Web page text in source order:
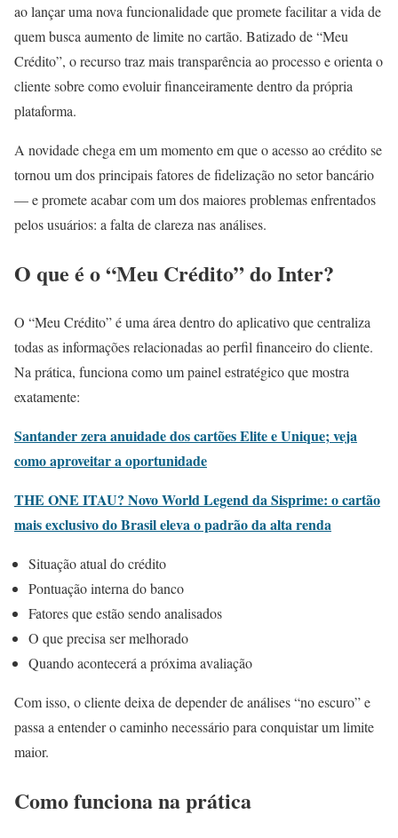
ao lançar uma nova funcionalidade que promete facilitar a vida de
quem busca aumento de limite no cartão. Batizado de “Meu
Crédito”, o recurso traz mais transparência ao processo e orienta o
cliente sobre como evoluir financeiramente dentro da própria
plataforma.
A novidade chega em um momento em que o acesso ao crédito se
tornou um dos principais fatores de fidelização no setor bancário
— e promete acabar com um dos maiores problemas enfrentados
pelos usuários: a falta de clareza nas análises.
O que é o “Meu Crédito” do Inter?
O “Meu Crédito” é uma área dentro do aplicativo que centraliza
todas as informações relacionadas ao perfil financeiro do cliente.
Na prática, funciona como um painel estratégico que mostra
exatamente:
Santander zera anuidade dos cartões Elite e Unique; veja
como aproveitar a oportunidade
THE ONE ITAU? Novo World Legend da Sisprime: o cartão
mais exclusivo do Brasil eleva o padrão da alta renda
Situação atual do crédito
Pontuação interna do banco
Fatores que estão sendo analisados
O que precisa ser melhorado
Quando acontecerá a próxima avaliação
Com isso, o cliente deixa de depender de análises “no escuro” e
passa a entender o caminho necessário para conquistar um limite
maior.
Como funciona na prática